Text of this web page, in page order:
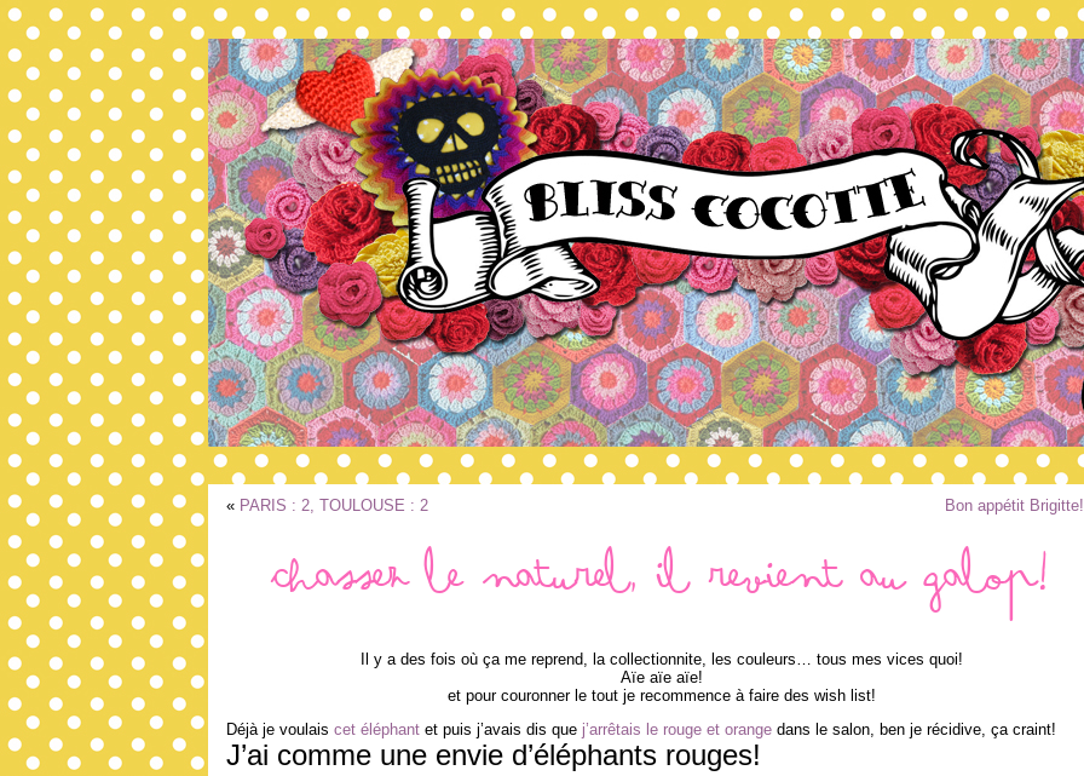
« PARIS : 2, TOULOUSE : 2 Bon appétit Brigitte!
Chassez le naturel, il revient au galop!
Il y a des fois où ça me reprend, la collectionnite, les couleurs… tous mes vices quoi!
Aïe aïe aïe!
et pour couronner le tout je recommence à faire des wish list!
Déjà je voulais cet éléphant et puis j’avais dis que j’arrêtais le rouge et orange dans le salon, ben je récidive, ça craint!
J’ai comme une envie d’éléphants rouges!